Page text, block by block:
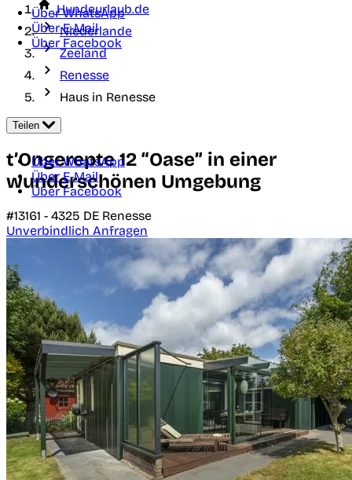
Über WhatsApp
Über E-Mail
Über Facebook
Hundeurlaub.de
Niederlande
Zeeland
Renesse
Haus in Renesse
Teilen
Über WhatsApp
Über E-Mail
Über Facebook
t’Ongerepte 12 “Oase” in einer
wunderschönen Umgebung
#13161 - 4325 DE Renesse
Unverbindlich Anfragen